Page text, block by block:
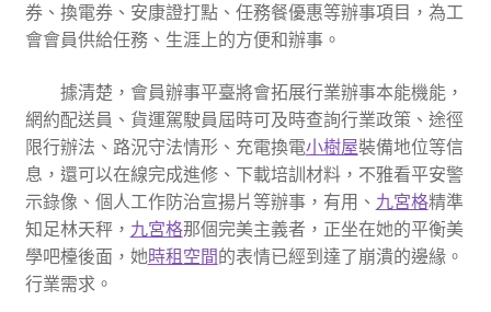
券、換電券、安康證打點、任務餐優惠等辦事項目，為工
會會員供給任務、生涯上的方便和辦事。
據清楚，會員辦事平臺將會拓展行業辦事本能機能，
網約配送員、貨運駕駛員屆時可及時查詢行業政策、途徑
限行辦法、路況守法情形、充電換電小樹屋裝備地位等信
息，還可以在線完成進修、下載培訓材料，不雅看平安警
示錄像、個人工作防治宣揚片等辦事，有用、 九宮格精準
知足林天秤， 九宮格那個完美主義者，正坐在她的平衡美
學吧檯後面，她時租空間的表情已經到達了崩潰的邊緣。
行業需求。